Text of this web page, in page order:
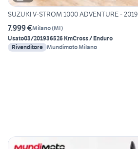
SUZUKI V-STROM 1000 ADVENTURE - 2019
7.999 €Milano(MI)
Usato03/201936526 KmCross / Enduro
Rivenditore Mundimoto Milano